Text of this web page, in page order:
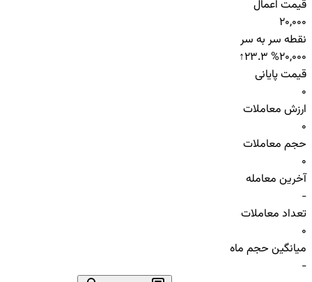
قیمت اعمال
20,000
نقطه سر به سر
20,000
↑23.3 %
قیمت پایانی
0
ارزش معاملات
0
حجم معاملات
0
آخرین معامله
-
تعداد معاملات
0
میانگین حجم ماه
-